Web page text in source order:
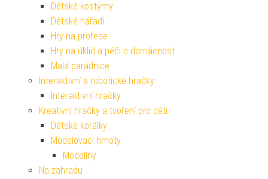
Dětské kostýmy
Dětské nářadí
Hry na profese
Hry na úklid a péči o domácnost
Malá parádnice
Interaktivní a robotické hračky
Interaktivní hračky
Kreativní hračky a tvoření pro děti
Dětské korálky
Modelovací hmoty
Modelíny
Na zahradu